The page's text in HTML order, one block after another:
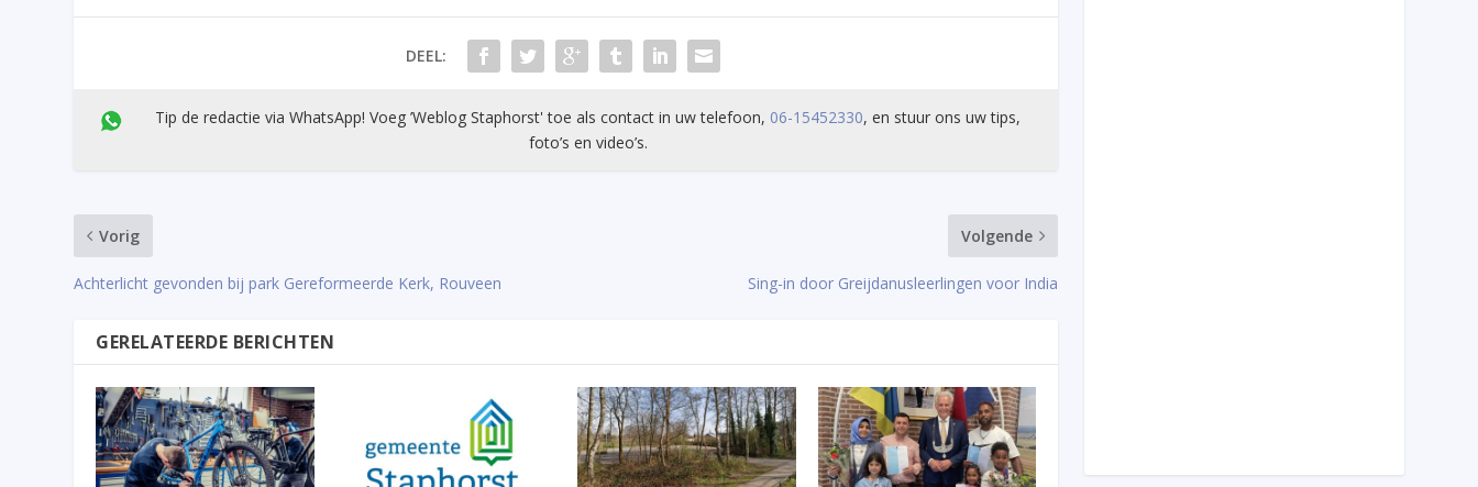
DEEL:
Tip de redactie via WhatsApp! Voeg ’Weblog Staphorst' toe als contact in uw telefoon, 06-15452330, en stuur ons uw tips,
foto’s en video’s.
Vorig
Achterlicht gevonden bij park Gereformeerde Kerk, Rouveen
Volgende
Sing-in door Greijdanusleerlingen voor India
GERELATEERDE BERICHTEN